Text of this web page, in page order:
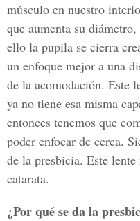
músculo en nuestro
que aumenta su
ello la pupila se cierra
un enfoque mejor a una
de la acomodación. Este
ya no tiene esa misma
entonces tenemos que
poder enfocar de cerca.
de la presbicia. Este
catarata.
¿Por qué se da la